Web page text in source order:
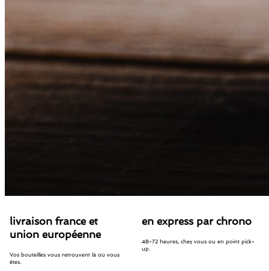
livraison france et
union européenne
Vos bouteilles vous retrouvent là où vous
êtes.
en express par chrono
48-72 heures, chez vous ou en point pick-
up.